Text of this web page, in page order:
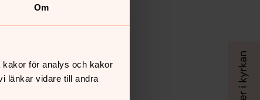
Om
för analys och kakor
länkar vidare till andra